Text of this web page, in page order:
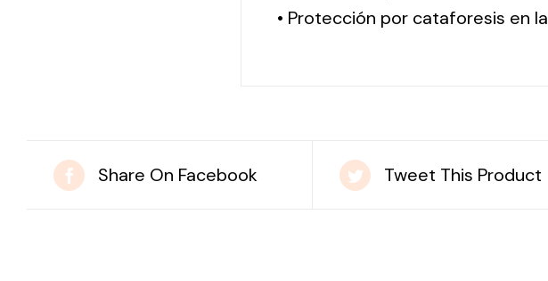
• Protección por cataforesis en
Share On Facebook Tweet This Product